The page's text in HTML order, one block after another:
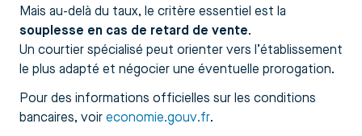
Mais au-delà du taux, le critère essentiel est la
souplesse en cas de retard de vente.
Un courtier spécialisé peut orienter vers l’établissement
le plus adapté et négocier une éventuelle prorogation.
Pour des informations officielles sur les conditions
bancaires, voir economie.gouv.fr.